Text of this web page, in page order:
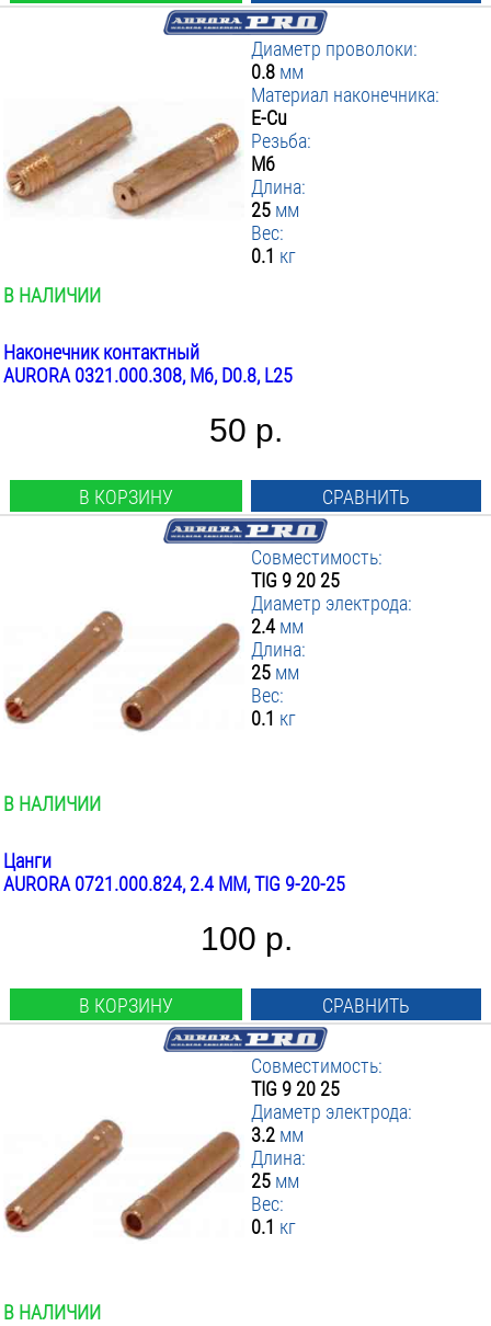
Диаметр проволоки:
0.8 мм
Материал наконечника:
E-Cu
Резьба:
М6
Длина:
25 мм
Вес:
0.1 кг
В НАЛИЧИИ
Наконечник контактный
AURORA 0321.000.308, М6, D0.8, L25
50 р.
В КОРЗИНУ СРАВНИТЬ
Совместимость:
TIG 9 20 25
Диаметр электрода:
2.4 мм
Длина:
25 мм
Вес:
0.1 кг
В НАЛИЧИИ
Цанги
AURORA 0721.000.824, 2.4 ММ, TIG 9-20-25
100 р.
В КОРЗИНУ СРАВНИТЬ
Совместимость:
TIG 9 20 25
Диаметр электрода:
3.2 мм
Длина:
25 мм
Вес:
0.1 кг
В НАЛИЧИИ